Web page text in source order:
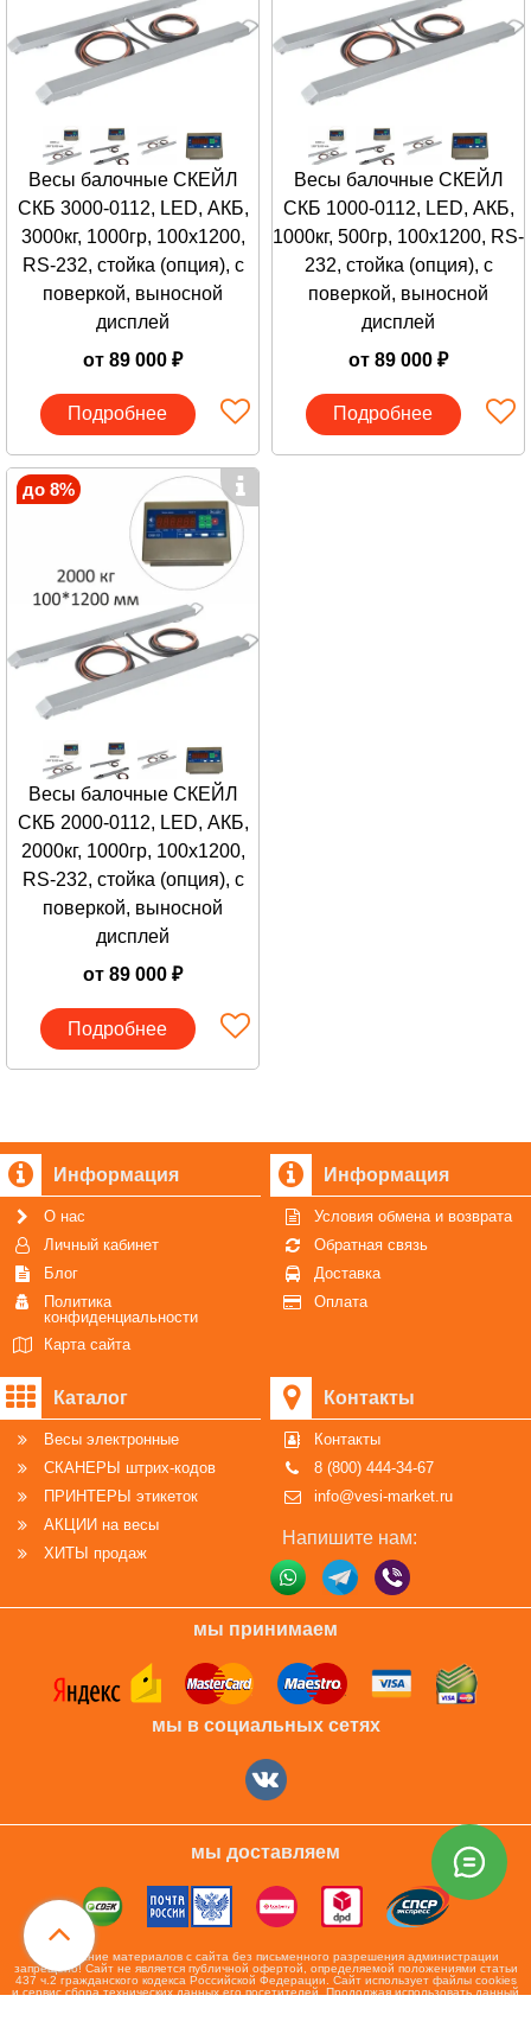
Весы балочные СКЕЙЛ
СКБ 3000-0112, LED, АКБ,
3000кг, 1000гр, 100х1200,
RS-232, стойка (опция), с
поверкой, выносной
дисплей
от 89 000 ₽
Подробнее
Весы балочные СКЕЙЛ
СКБ 1000-0112, LED, АКБ,
1000кг, 500гр, 100х1200, RS-
232, стойка (опция), с
поверкой, выносной
дисплей
от 89 000 ₽
Подробнее
до 8%
Весы балочные СКЕЙЛ
СКБ 2000-0112, LED, АКБ,
2000кг, 1000гр, 100х1200,
RS-232, стойка (опция), с
поверкой, выносной
дисплей
от 89 000 ₽
Подробнее
Информация
О нас
Личный кабинет
Блог
Политика
конфиденциальности
Карта сайта
Информация
Условия обмена и возврата
Обратная связь
Доставка
Оплата
Каталог
Весы электронные
СКАНЕРЫ штрих-кодов
ПРИНТЕРЫ этикеток
АКЦИИ на весы
ХИТЫ продаж
Контакты
Контакты
8 (800) 444-34-67
info@vesi-market.ru
Напишите нам:
мы принимаем
мы в социальных сетях
мы доставляем
Копирование материалов с сайта без письменного разрешения администрации
запрещено! Сайт не является публичной офертой, определяемой положениями статьи
437 ч.2 гражданского кодекса Российской Федерации. Сайт использует файлы cookies
и сервис сбора технических данных его посетителей. Продолжая использовать данный